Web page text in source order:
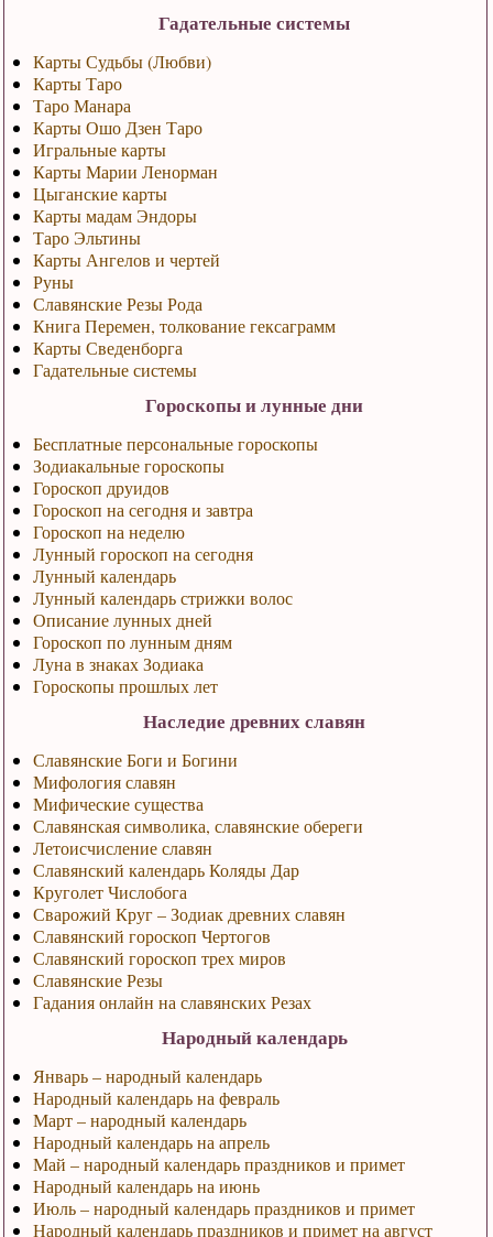
Гадательные системы
Карты Судьбы (Любви)
Карты Таро
Таро Манара
Карты Ошо Дзен Таро
Игральные карты
Карты Марии Ленорман
Цыганские карты
Карты мадам Эндоры
Таро Эльтины
Карты Ангелов и чертей
Руны
Славянские Резы Рода
Книга Перемен, толкование гексаграмм
Карты Сведенборга
Гадательные системы
Гороскопы и лунные дни
Бесплатные персональные гороскопы
Зодиакальные гороскопы
Гороскоп друидов
Гороскоп на сегодня и завтра
Гороскоп на неделю
Лунный гороскоп на сегодня
Лунный календарь
Лунный календарь стрижки волос
Описание лунных дней
Гороскоп по лунным дням
Луна в знаках Зодиака
Гороскопы прошлых лет
Наследие древних славян
Славянские Боги и Богини
Мифология славян
Мифические существа
Славянская символика, славянские обереги
Летоисчисление славян
Славянский календарь Коляды Дар
Круголет Числобога
Сварожий Круг – Зодиак древних славян
Славянский гороскоп Чертогов
Славянский гороскоп трех миров
Славянские Резы
Гадания онлайн на славянских Резах
Народный календарь
Январь – народный календарь
Народный календарь на февраль
Март – народный календарь
Народный календарь на апрель
Май – народный календарь праздников и примет
Народный календарь на июнь
Июль – народный календарь праздников и примет
Народный календарь праздников и примет на август